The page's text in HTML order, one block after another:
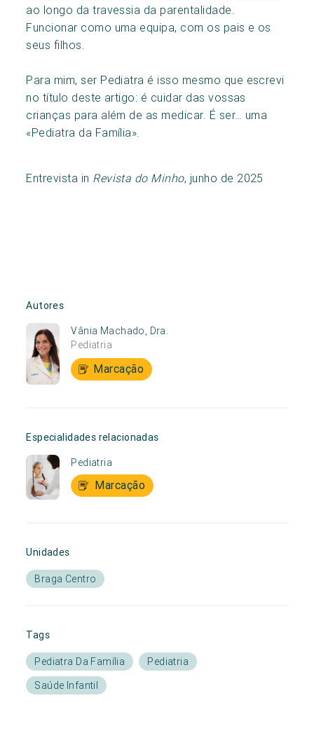
ao longo da travessia da parentalidade.
Funcionar como uma equipa, com os pais e os
seus filhos.
Para mim, ser Pediatra é isso mesmo que escrevi
no título deste artigo: é cuidar das vossas
crianças para além de as medicar. É ser… uma
«Pediatra da Família».
Entrevista in Revista do Minho, junho de 2025
Autores
Vânia Machado, Dra.
Pediatria
Marcação
Especialidades relacionadas
Pediatria
Marcação
Unidades
Braga Centro
Tags
Pediatra Da Família
Pediatria
Saúde Infantil